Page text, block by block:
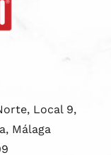
Local 9,
Málaga